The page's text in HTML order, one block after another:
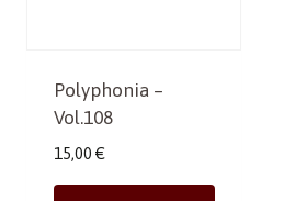
Polyphonia –
Vol.108
15,00 €